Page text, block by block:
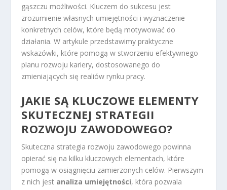
gąszczu możliwości. Kluczem do sukcesu jest
zrozumienie własnych umiejętności i wyznaczenie
konkretnych celów, które będą motywować do
działania. W artykule przedstawimy praktyczne
wskazówki, które pomogą w stworzeniu efektywnego
planu rozwoju kariery, dostosowanego do
zmieniających się realiów rynku pracy.
JAKIE SĄ KLUCZOWE ELEMENTY
SKUTECZNEJ STRATEGII
ROZWOJU ZAWODOWEGO?
Skuteczna strategia rozwoju zawodowego powinna
opierać się na kilku kluczowych elementach, które
pomogą w osiągnięciu zamierzonych celów. Pierwszym
z nich jest analiza umiejętności, która pozwala